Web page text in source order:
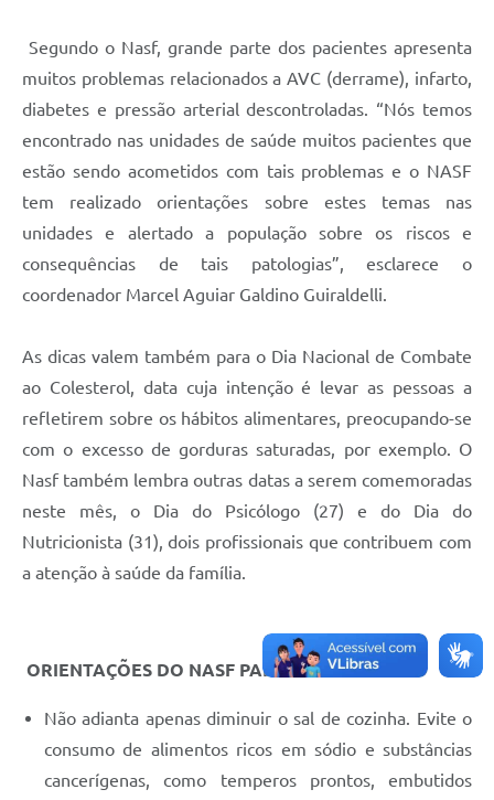
Segundo o Nasf, grande parte dos pacientes apresenta
muitos problemas relacionados a AVC (derrame), infarto,
diabetes e pressão arterial descontroladas. “Nós temos
encontrado nas unidades de saúde muitos pacientes que
estão sendo acometidos com tais problemas e o NASF
tem realizado orientações sobre estes temas nas
unidades e alertado a população sobre os riscos e
consequências de tais patologias”, esclarece o
coordenador Marcel Aguiar Galdino Guiraldelli.
As dicas valem também para o Dia Nacional de Combate
ao Colesterol, data cuja intenção é levar as pessoas a
refletirem sobre os hábitos alimentares, preocupando-se
com o excesso de gorduras saturadas, por exemplo. O
Nasf também lembra outras datas a serem comemoradas
neste mês, o Dia do Psicólogo (27) e do Dia do
Nutricionista (31), dois profissionais que contribuem com
a atenção à saúde da família.
ORIENTAÇÕES DO NASF PARA A SAÚDE
Não adianta apenas diminuir o sal de cozinha. Evite o
consumo de alimentos ricos em sódio e substâncias
cancerígenas, como temperos prontos, embutidos